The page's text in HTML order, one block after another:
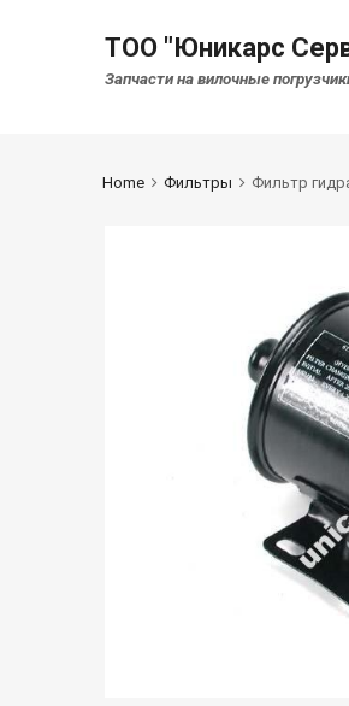
ТОО "Юникарс
Запчасти на вилочные
Home Фильтры Фильтр